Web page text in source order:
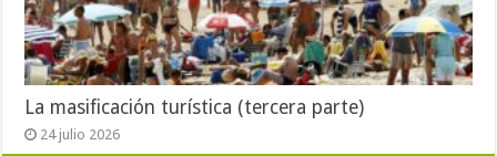
La masificación turística (tercera parte)
24 julio 2026